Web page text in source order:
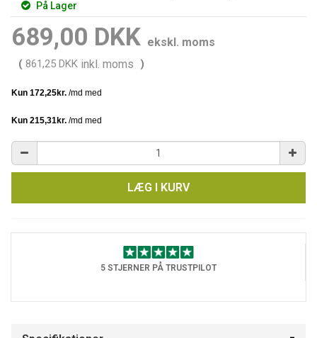
På Lager
689,00 DKK ekskl. moms
( 861,25 DKK inkl. moms )
LÆG I KURV
5 STJERNER PÅ TRUSTPILOT